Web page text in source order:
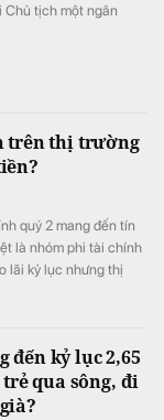
Chủ tịch một ngân
trên thị trường
quý 2 mang đến tín
là nhóm phi tài chính
lãi kỷ lục nhưng thị
đến kỷ lục 2,65
qua sông, đi